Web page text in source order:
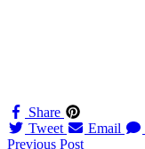
Share
Tweet
Email
Previous Post